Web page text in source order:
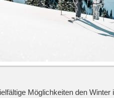
Möglichkeiten den Winter